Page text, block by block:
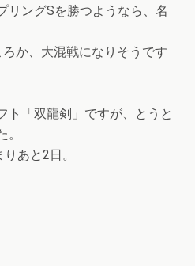
リングSを勝つようなら、名
か、大混戦になりそうです
ト「双龍剣」ですが、とうと
あと2日。